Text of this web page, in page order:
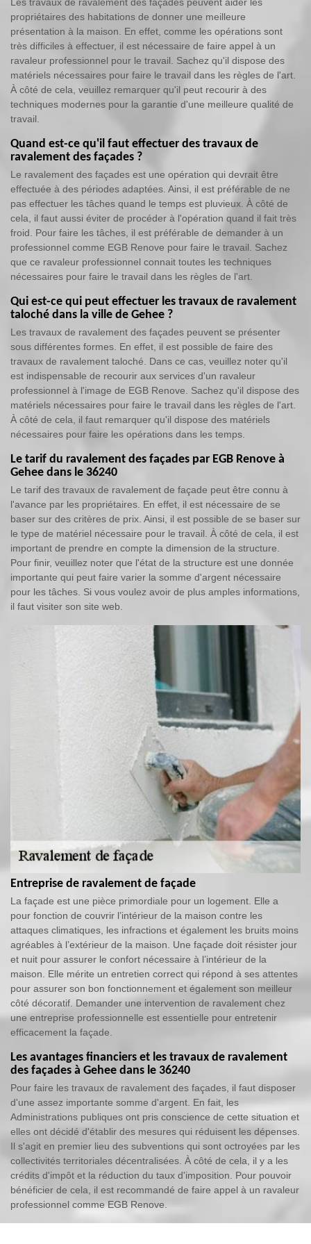
propriétaires des habitations de donner une meilleure
présentation à la maison. En effet, comme les opérations sont
très difficiles à effectuer, il est nécessaire de faire appel à un
ravaleur professionnel pour le travail. Sachez qu'il dispose des
matériels nécessaires pour faire le travail dans les règles de l'art.
À côté de cela, veuillez remarquer qu'il peut recourir à des
techniques modernes pour la garantie d'une meilleure qualité de
travail.
Quand est-ce qu'il faut effectuer des travaux de
ravalement des façades ?
Le ravalement des façades est une opération qui devrait être
effectuée à des périodes adaptées. Ainsi, il est préférable de ne
pas effectuer les tâches quand le temps est pluvieux. À côté de
cela, il faut aussi éviter de procéder à l'opération quand il fait très
froid. Pour faire les tâches, il est préférable de demander à un
professionnel comme EGB Renove pour faire le travail. Sachez
que ce ravaleur professionnel connait toutes les techniques
nécessaires pour faire le travail dans les règles de l'art.
Qui est-ce qui peut effectuer les travaux de ravalement
taloché dans la ville de Gehee ?
Les travaux de ravalement des façades peuvent se présenter
sous différentes formes. En effet, il est possible de faire des
travaux de ravalement taloché. Dans ce cas, veuillez noter qu'il
est indispensable de recourir aux services d'un ravaleur
professionnel à l'image de EGB Renove. Sachez qu'il dispose des
matériels nécessaires pour faire le travail dans les règles de l'art.
À côté de cela, il faut remarquer qu'il dispose des matériels
nécessaires pour faire les opérations dans les temps.
Le tarif du ravalement des façades par EGB Renove à
Gehee dans le 36240
Le tarif des travaux de ravalement de façade peut être connu à
l'avance par les propriétaires. En effet, il est nécessaire de se
baser sur des critères de prix. Ainsi, il est possible de se baser sur
le type de matériel nécessaire pour le travail. À côté de cela, il est
important de prendre en compte la dimension de la structure.
Pour finir, veuillez noter que l'état de la structure est une donnée
importante qui peut faire varier la somme d'argent nécessaire
pour les tâches. Si vous voulez avoir de plus amples informations,
il faut visiter son site web.
Entreprise de ravalement de façade
La façade est une pièce primordiale pour un logement. Elle a
pour fonction de couvrir l’intérieur de la maison contre les
attaques climatiques, les infractions et également les bruits moins
agréables à l’extérieur de la maison. Une façade doit résister jour
et nuit pour assurer le confort nécessaire à l’intérieur de la
maison. Elle mérite un entretien correct qui répond à ses attentes
pour assurer son bon fonctionnement et également son meilleur
côté décoratif. Demander une intervention de ravalement chez
une entreprise professionnelle est essentielle pour entretenir
efficacement la façade.
Les avantages financiers et les travaux de ravalement
des façades à Gehee dans le 36240
Pour faire les travaux de ravalement des façades, il faut disposer
d'une assez importante somme d'argent. En fait, les
Administrations publiques ont pris conscience de cette situation et
elles ont décidé d'établir des mesures qui réduisent les dépenses.
Il s'agit en premier lieu des subventions qui sont octroyées par les
collectivités territoriales décentralisées. À côté de cela, il y a les
crédits d'impôt et la réduction du taux d'imposition. Pour pouvoir
bénéficier de cela, il est recommandé de faire appel à un ravaleur
professionnel comme EGB Renove.